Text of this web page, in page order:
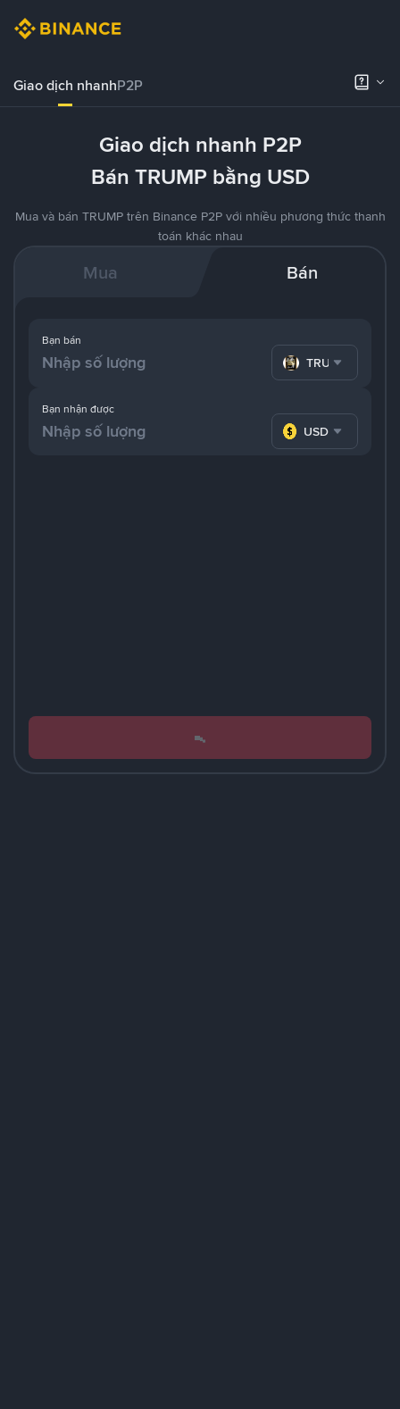
Giao dịch nhanhP2P
Giao dịch nhanh P2P
Bán TRUMP bằng USD
Mua và bán TRUMP trên Binance P2P với nhiều phương thức thanh
toán khác nhau
Mua Bán
Bạn nhận được
USD
Bạn bán
TRUMP